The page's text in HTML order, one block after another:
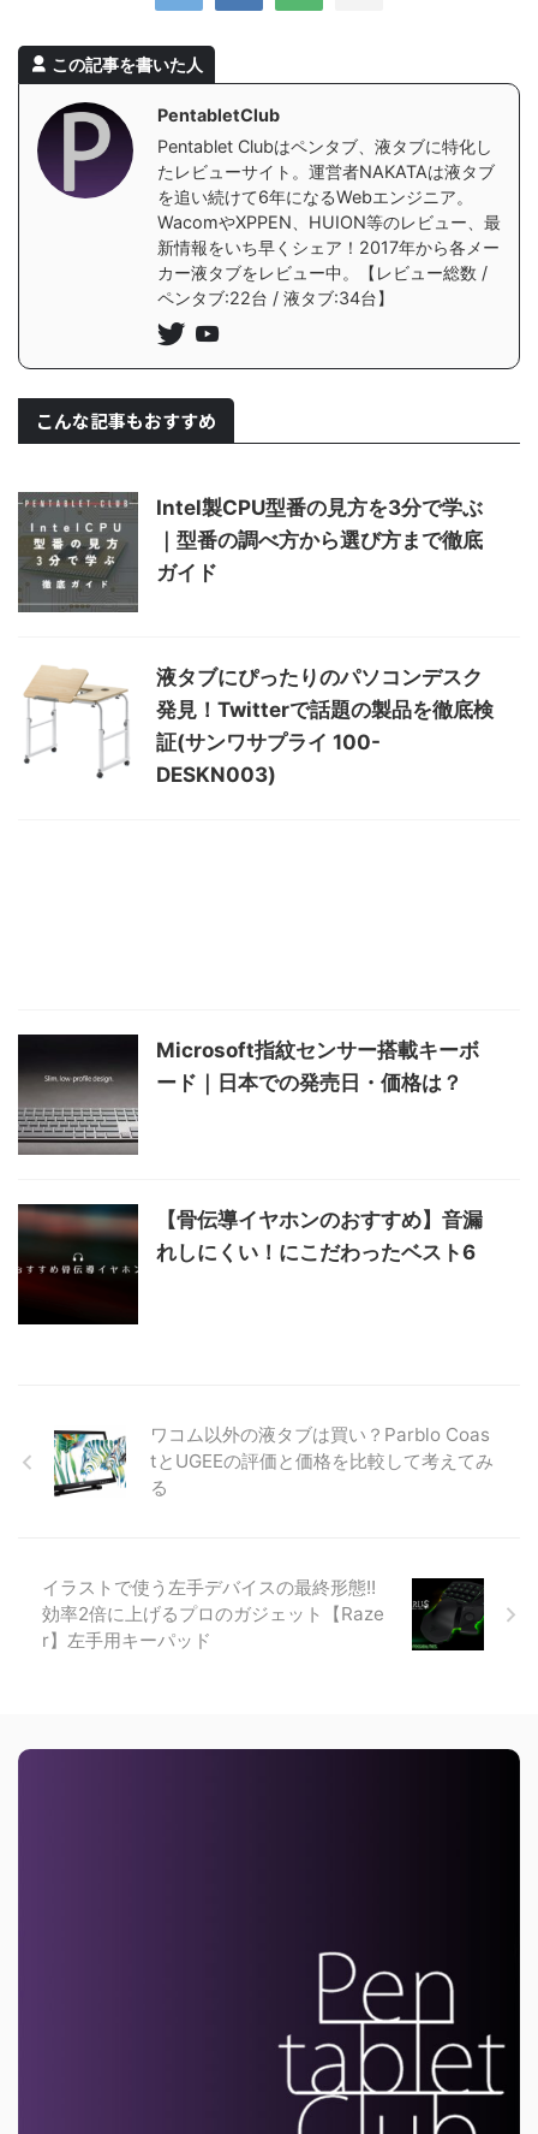
この記事を書いた人
PentabletClub
Pentablet Clubはペンタブ、液タブに特化し
たレビューサイト。運営者NAKATAは液タブ
を追い続けて6年になるWebエンジニア。
WacomやXPPEN、HUION等のレビュー、最
新情報をいち早くシェア！2017年から各メー
カー液タブをレビュー中。【レビュー総数 /
ペンタブ:22台 / 液タブ:34台】
こんな記事もおすすめ
Intel製CPU型番の見方を3分で学ぶ
｜型番の調べ方から選び方まで徹底
ガイド
液タブにぴったりのパソコンデスク
発見！Twitterで話題の製品を徹底検
証(サンワサプライ 100-
DESKN003)
Microsoft指紋センサー搭載キーボ
ード｜日本での発売日・価格は？
【骨伝導イヤホンのおすすめ】音漏
れしにくい！にこだわったベスト6
ワコム以外の液タブは買い？Parblo Coas
tとUGEEの評価と価格を比較して考えてみ
る
イラストで使う左手デバイスの最終形態!!
効率2倍に上げるプロのガジェット【Raze
r】左手用キーパッド